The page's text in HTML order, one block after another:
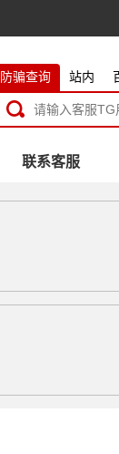
防骗查询 站内
联系客服